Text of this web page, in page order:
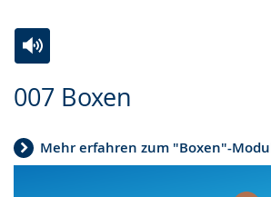
007 Boxen
Mehr erfahren zum "Boxen"-
Leichten
wechseln.
Audio-
Video
Deutscher